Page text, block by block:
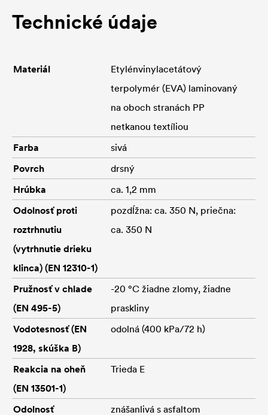
Technické údaje
Materiál
Etylénvinylacetátový
terpolymér (EVA) laminovaný
na oboch stranách PP
netkanou textíliou
Farba
sivá
Povrch
drsný
Hrúbka
ca. 1,2 mm
Odolnosť proti
roztrhnutiu
(vytrhnutie drieku
klinca) (EN 12310-1)
pozdĺžna: ca. 350 N, priečna:
ca. 350 N
Pružnosť v chlade
(EN 495-5)
-20 °C žiadne zlomy, žiadne
praskliny
Vodotesnosť (EN
1928, skúška B)
odolná (400 kPa/72 h)
Reakcia na oheň
(EN 13501-1)
Trieda E
Odolnosť znášanlivá s asfaltom